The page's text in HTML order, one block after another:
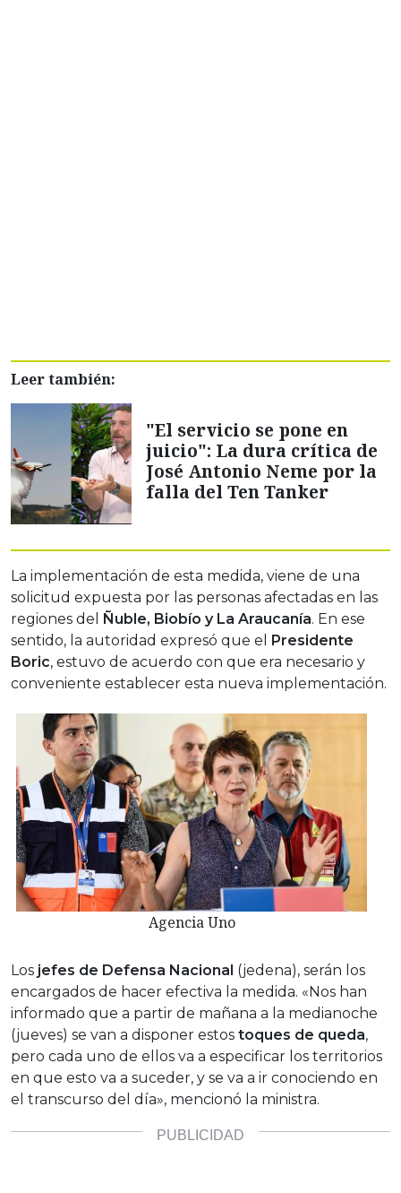
Leer también:
"El servicio se pone en
juicio": La dura crítica de
José Antonio Neme por la
falla del Ten Tanker
La implementación de esta medida, viene de una
solicitud expuesta por las personas afectadas en las
regiones del
Ñuble, Biobío y La Araucanía. En ese
sentido, la autoridad expresó que el
Presidente
Boric, estuvo de acuerdo con que era necesario y
conveniente establecer esta nueva implementación.
Agencia Uno
Los jefes de Defensa Nacional (jedena), serán los
encargados de hacer efectiva la medida. «Nos han
informado que a partir de mañana a la medianoche
(jueves) se van a disponer estos toques de queda,
pero cada uno de ellos va a especificar los territorios
en que esto va a suceder, y se va a ir conociendo en
el transcurso del día», mencionó la ministra.